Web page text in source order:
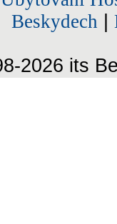
Beskydech
2026 its